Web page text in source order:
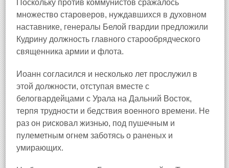
Поскольку против коммунистов сражалось
множество староверов, нуждавшихся в духовном
наставнике, генералы Белой гвардии предложили
Кудрину должность главного старообрядческого
священника армии и флота.
Иоанн согласился и несколько лет прослужил в
этой должности, отступая вместе с
белогвардейцами с Урала на Дальний Восток,
терпя трудности и бедствия военного времени. Не
раз он рисковал жизнью, под пушечным и
пулеметным огнем заботясь о раненых и
умирающих.